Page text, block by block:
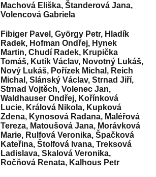
Machová Eliška, Štanderová Jana,
Volencová Gabriela
Fibiger Pavel, György Petr, Hladík
Radek, Hofman Ondřej, Hynek
Martin, Chudí Radek, Krupička
Tomáš, Kutík Václav, Novotný Lukáš,
Nový Lukáš, Pořízek Michal, Reich
Michal, Slánský Václav, Strnad Jiří,
Strnad Vojtěch, Volenec Jan,
Waldhauser Ondřej, Kořínková
Lucie, Králová Nikola, Kupková
Zdena, Kynosová Radana, Maléřová
Tereza, Matoušová Jana, Morávková
Marie, Rulfová Veronika, Špačková
Kateřina, Štolfová Ivana, Treksová
Ladislava, Skalová Veronika,
Ročňová Renata, Kalhous Petr